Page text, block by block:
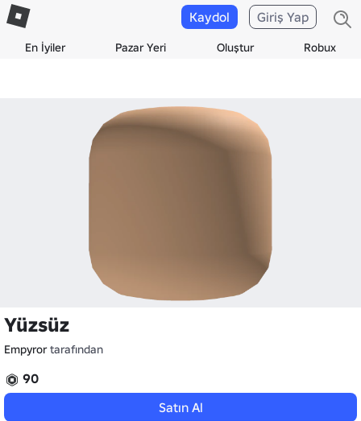
En İyiler Pazar Yeri Oluştur Robux
Kaydol Giriş Yap
Yüzsüz
Empyrortarafından
90
Satın Al